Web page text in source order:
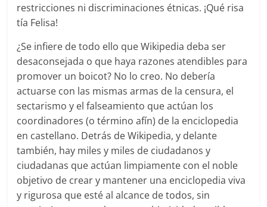
restricciones ni discriminaciones étnicas. ¡Qué risa
tía Felisa!
¿Se infiere de todo ello que Wikipedia deba ser
desaconsejada o que haya razones atendibles para
promover un boicot? No lo creo. No debería
actuarse con las mismas armas de la censura, el
sectarismo y el falseamiento que actúan los
coordinadores (o término afín) de la enciclopedia
en castellano. Detrás de Wikipedia, y delante
también, hay miles y miles de ciudadanos y
ciudadanas que actúan limpiamente con el noble
objetivo de crear y mantener una enciclopedia viva
y rigurosa que esté al alcance de todos, sin